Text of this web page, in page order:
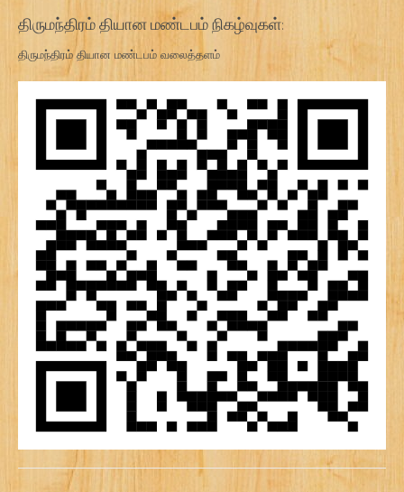
திருமந்திரம் தியான மண்டபம் நிகழ்வுகள்:
திருமந்திரம் தியான மண்டபம் வலைத்தளம்